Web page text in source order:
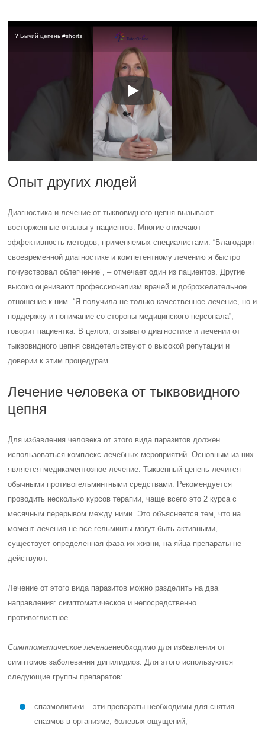
? Бычий цепень #shorts
Опыт других людей
Диагностика и лечение от тыквовидного цепня вызывают
восторженные отзывы у пациентов. Многие отмечают
эффективность методов, применяемых специалистами. “Благодаря
своевременной диагностике и компетентному лечению я быстро
почувствовал облегчение”, – отмечает один из пациентов. Другие
высоко оценивают профессионализм врачей и доброжелательное
отношение к ним. “Я получила не только качественное лечение, но и
поддержку и понимание со стороны медицинского персонала”, –
говорит пациентка. В целом, отзывы о диагностике и лечении от
тыквовидного цепня свидетельствуют о высокой репутации и
доверии к этим процедурам.
Лечение человека от тыквовидного
цепня
Для избавления человека от этого вида паразитов должен
использоваться комплекс лечебных мероприятий. Основным из них
является медикаментозное лечение. Тыквенный цепень лечится
обычными противогельминтными средствами. Рекомендуется
проводить несколько курсов терапии, чаще всего это 2 курса с
месячным перерывом между ними. Это объясняется тем, что на
момент лечения не все гельминты могут быть активными,
существует определенная фаза их жизни, на яйца препараты не
действуют.
Лечение от этого вида паразитов можно разделить на два
направления: симптоматическое и непосредственно
противоглистное.
Симптоматическое лечениенеобходимо для избавления от
симптомов заболевания дипилидиоз. Для этого используются
следующие группы препаратов:
спазмолитики – эти препараты необходимы для снятия
спазмов в организме, болевых ощущений;